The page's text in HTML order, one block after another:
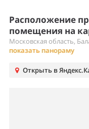
Расположение
помещения на
Московская область,
показать панораму
Открыть в